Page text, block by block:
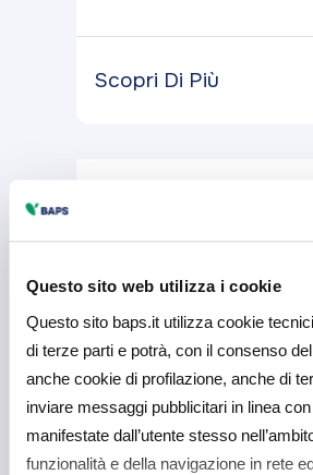
Questo sito web utilizza i cookie
Questo sito baps.it utilizza cookie
di terze parti e potrà, con il consenso
anche cookie di profilazione, anche di
inviare messaggi pubblicitari in linea
manifestate dall’utente stesso
funzionalità e della navigazione in rete
Scopri Di Più
Tutti